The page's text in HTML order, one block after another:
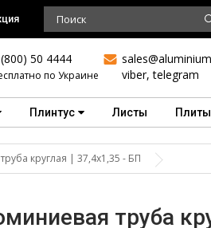
50 4444
по Украине
viber,telegram
Плинтус Листы Плиты
круглая | 37,4х1,35 - БП
труба